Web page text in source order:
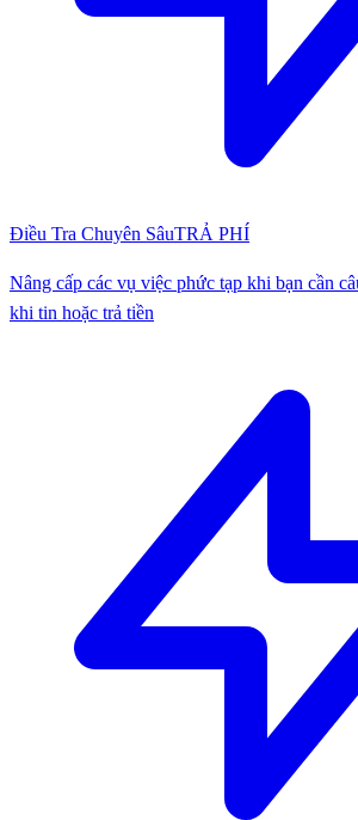
Điều Tra Chuyên SâuTRẢ PHÍ
Nâng cấp các vụ việc phức tạp khi bạn cần
khi tin hoặc trả tiền